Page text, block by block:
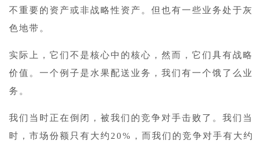
不重要的资产或非战略性资产。但也有一些业务处于灰
色地带。
实际上，它们不是核心中的核心，然而，它们具有战略
价值。一个例子是水果配送业务，我们有一个饿了么业
务。
我们当时正在倒闭，被我们的竞争对手击败了。我们当
时，市场份额只有大约20%，而我们的竞争对手有大约